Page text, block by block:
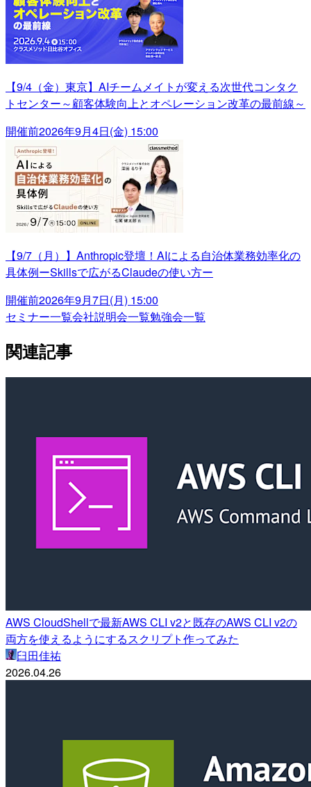
【9/4（金）東京】AIチームメイトが変える次世代コンタク
トセンター～顧客体験向上とオペレーション改革の最前線～
開催前2026年9月4日(金) 15:00
【9/7（月）】Anthropic登壇！AIによる自治体業務効率化の
具体例ーSkillsで広がるClaudeの使い方ー
開催前2026年9月7日(月) 15:00
セミナー一覧会社説明会一覧勉強会一覧
関連記事
AWS CloudShellで最新AWS CLI v2と既存のAWS CLI v2の
両方を使えるようにするスクリプト作ってみた
臼田佳祐
2026.04.26